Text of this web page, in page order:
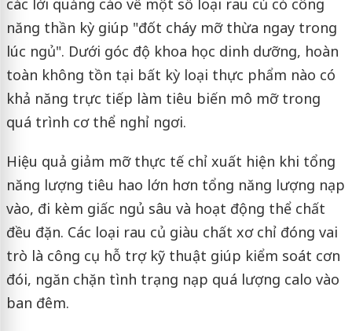
các lời quảng cáo về một số loại rau củ có công
năng thần kỳ giúp "đốt cháy mỡ thừa ngay trong
lúc ngủ". Dưới góc độ khoa học dinh dưỡng, hoàn
toàn không tồn tại bất kỳ loại thực phẩm nào có
khả năng trực tiếp làm tiêu biến mô mỡ trong
quá trình cơ thể nghỉ ngơi.
Hiệu quả giảm mỡ thực tế chỉ xuất hiện khi tổng
năng lượng tiêu hao lớn hơn tổng năng lượng nạp
vào, đi kèm giấc ngủ sâu và hoạt động thể chất
đều đặn. Các loại rau củ giàu chất xơ chỉ đóng vai
trò là công cụ hỗ trợ kỹ thuật giúp kiểm soát cơn
đói, ngăn chặn tình trạng nạp quá lượng calo vào
ban đêm.